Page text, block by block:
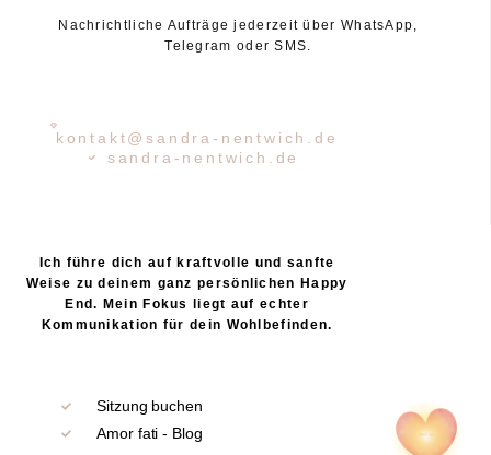
Nachrichtliche Aufträge jederzeit über WhatsApp,
Telegram oder SMS.
kontakt@sandra-nentwich.de
sandra-nentwich.de
Ich führe dich auf kraftvolle und sanfte
Weise zu deinem ganz persönlichen Happy
End. Mein Fokus liegt auf echter
Kommunikation für dein Wohlbefinden.
Sitzung buchen
Amor fati - Blog